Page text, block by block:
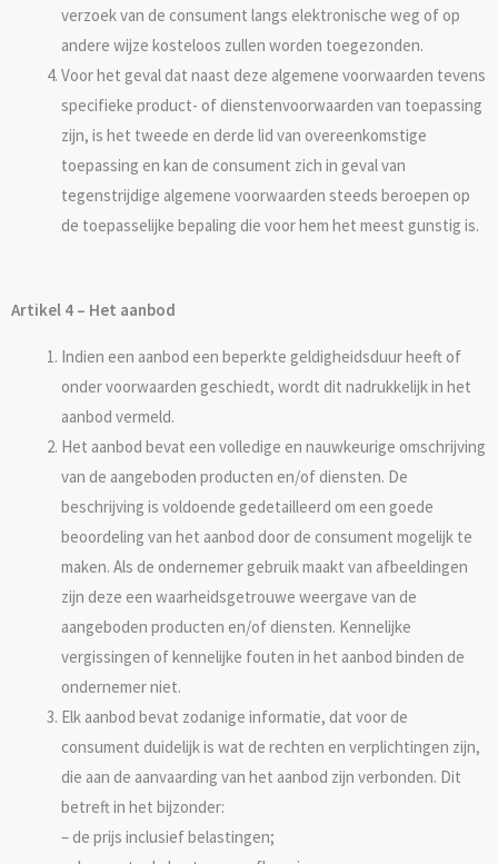
verzoek van de consument langs elektronische weg of op
andere wijze kosteloos zullen worden toegezonden.
Voor het geval dat naast deze algemene voorwaarden tevens
specifieke product- of dienstenvoorwaarden van toepassing
zijn, is het tweede en derde lid van overeenkomstige
toepassing en kan de consument zich in geval van
tegenstrijdige algemene voorwaarden steeds beroepen op
de toepasselijke bepaling die voor hem het meest gunstig is.
Artikel 4 – Het aanbod
Indien een aanbod een beperkte geldigheidsduur heeft of
onder voorwaarden geschiedt, wordt dit nadrukkelijk in het
aanbod vermeld.
Het aanbod bevat een volledige en nauwkeurige omschrijving
van de aangeboden producten en/of diensten. De
beschrijving is voldoende gedetailleerd om een goede
beoordeling van het aanbod door de consument mogelijk te
maken. Als de ondernemer gebruik maakt van afbeeldingen
zijn deze een waarheidsgetrouwe weergave van de
aangeboden producten en/of diensten. Kennelijke
vergissingen of kennelijke fouten in het aanbod binden de
ondernemer niet.
Elk aanbod bevat zodanige informatie, dat voor de
consument duidelijk is wat de rechten en verplichtingen zijn,
die aan de aanvaarding van het aanbod zijn verbonden. Dit
betreft in het bijzonder:
– de prijs inclusief belastingen;